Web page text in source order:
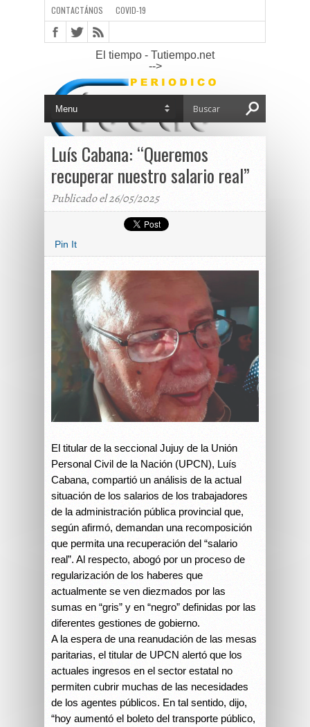
CONTACTÁNOS COVID-19
El tiempo - Tutiempo.net
-->
Luís Cabana: “Queremos
recuperar nuestro salario real”
Publicado el 26/05/2025
Pin It
El titular de la seccional Jujuy de la Unión
Personal Civil de la Nación (UPCN), Luís
Cabana, compartió un análisis de la actual
situación de los salarios de los trabajadores
de la administración pública provincial que,
según afirmó, demandan una recomposición
que permita una recuperación del “salario
real”. Al respecto, abogó por un proceso de
regularización de los haberes que
actualmente se ven diezmados por las
sumas en “gris” y en “negro” definidas por las
diferentes gestiones de gobierno.
A la espera de una reanudación de las mesas
paritarias, el titular de UPCN alertó que los
actuales ingresos en el sector estatal no
permiten cubrir muchas de las necesidades
de los agentes públicos. En tal sentido, dijo,
“hoy aumentó el boleto del transporte público,